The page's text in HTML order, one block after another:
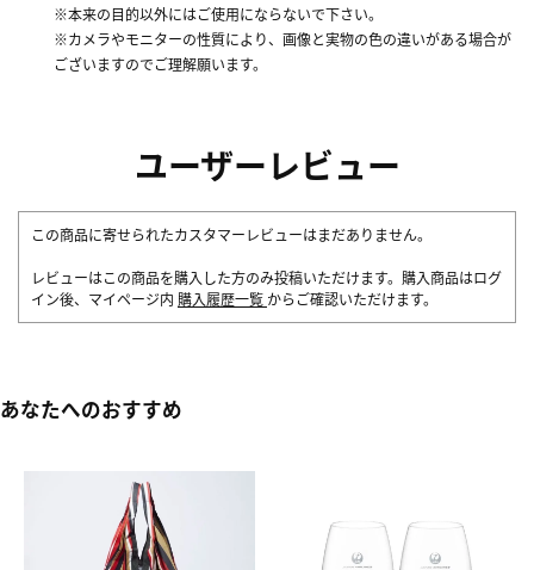
※本来の目的以外にはご使用にならないで下さい。
※カメラやモニターの性質により、画像と実物の色の違いがある場合が
ございますのでご理解願います。
ユーザーレビュー
この商品に寄せられたカスタマーレビューはまだありません。
レビューはこの商品を購入した方のみ投稿いただけます。購入商品はログ
イン後、マイページ内 購入履歴一覧 からご確認いただけます。
あなたへのおすすめ